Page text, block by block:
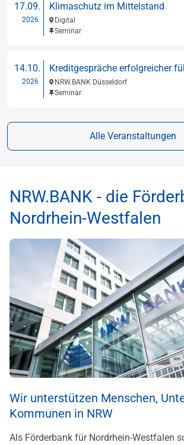
17.09.
2026
Klimaschutz im Mittelstand
Digital
Seminar
14.10.
2026
Kreditgespräche erfolgreicher
NRW.BANK Düsseldorf
Seminar
Alle Veranstaltungen
NRW.BANK - die
Nordrhein-Westfalen
Wir unterstützen Menschen,
Kommunen in NRW
Als Förderbank für Nordrhein-Westfalen